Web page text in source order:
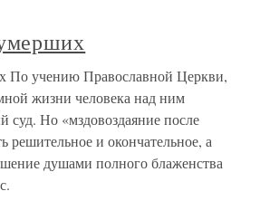
По учению Православной Церкви,
жизни человека над ним
суд. Но «мздовоздаяние после
решительное и окончательное, а
душами полного блаженства